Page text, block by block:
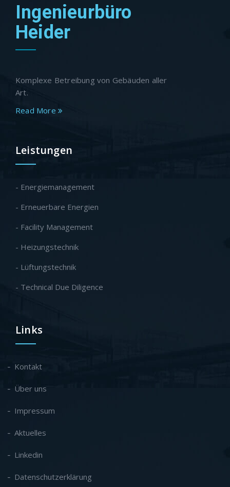
Ingenieurbüro
Heider
Komplexe Betreibung von Gebäuden aller
Art.
Read More
Leistungen
- Energiemanagement
- Erneuerbare Energien
- Facility Management
- Heizungstechnik
- Lüftungstechnik
- Technical Due Diligence
Links
Kontakt
Über uns
Impressum
Aktuelles
Linkedin
Datenschutzerklärung